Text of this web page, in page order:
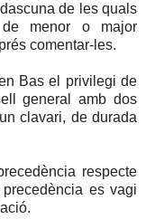
de les quals
de menor o major
comentar-les.
Bas el privilegi de
general amb dos
clavari, de durada
respecte
es vagi